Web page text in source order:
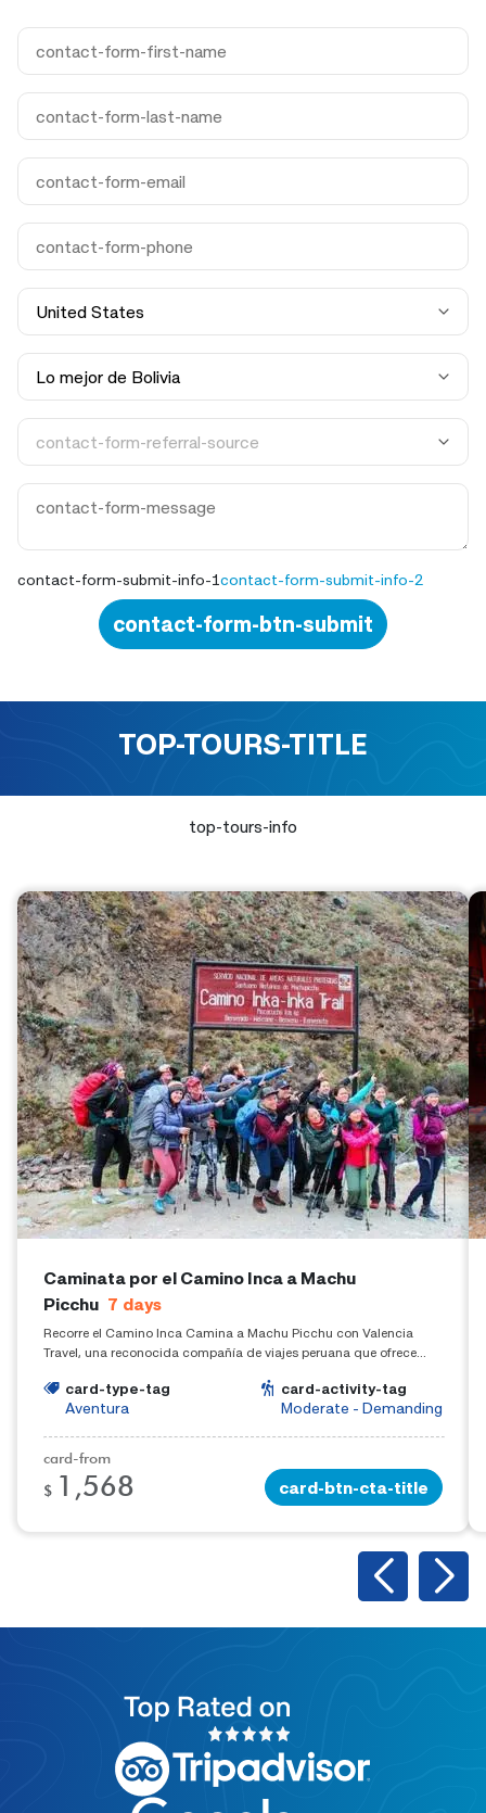
contact-form-submit-info-1contact-form-submit-info-2
contact-form-btn-submit
TOP-TOURS-TITLE
top-tours-info
Caminata por el Camino Inca a Machu
Picchu 7 days
Recorre el Camino Inca Camina a Machu Picchu con Valencia
Travel, una reconocida compañía de viajes peruana que ofrece
información sobre el Camino Inca a Machu Picchu.
card-type-tag
Aventura
card-activity-tag
Moderate - Demanding
card-from
$ 1,568 card-btn-cta-title